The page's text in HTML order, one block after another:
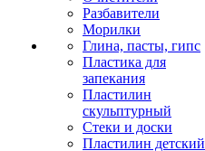
Разбавители
Морилки
Глина, пасты, гипс
Пластика для
запекания
Пластилин
скульптурный
Стеки и доски
Пластилин детский